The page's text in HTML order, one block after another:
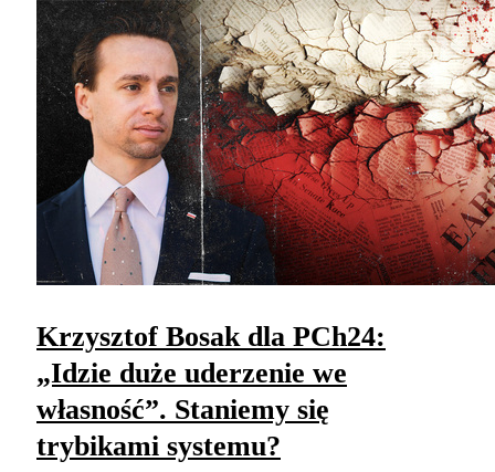
Krzysztof Bosak dla PCh24:
„Idzie duże uderzenie we
własność”. Staniemy się
trybikami systemu?